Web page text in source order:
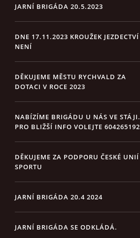
JARNÍ BRIGÁDA 20.5.2023
DNE 17.11.2023 KROUŽEK JEZDECTVÍ
NENÍ
DĚKUJEME MĚSTU RYCHVALD ZA
DOTACI V ROCE 2023
NABÍZÍME BRIGÁDU U NÁS VE STÁJI.
PRO BLIŽŠÍ INFO VOLEJTE 604265192
DĚKUJEME ZA PODPORU ČESKÉ UNIÍ
SPORTU
JARNÍ BRIGÁDA 20.4 2024
JARNÍ BRIGÁDA SE ODKLÁDÁ.